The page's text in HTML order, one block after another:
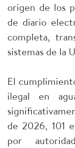
origen de los
de diario
completa,
sistemas de la
El
ilegal en
de 2026, 101
por